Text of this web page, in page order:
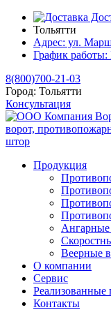
Тольятти
Адрес: ул.
График работы:
8(800)700-21-03
Город: Тольятти
Консультация
Продукция
Ангарные
Веерные
О компании
Сервис
Реализованные
Контакты